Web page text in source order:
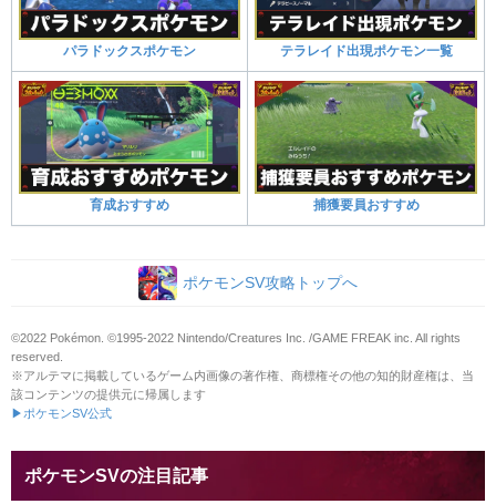
パラドックスポケモン テラレイド出現ポケモン一覧
育成おすすめ 捕獲要員おすすめ
ポケモンSV攻略トップへ
©2022 Pokémon. ©1995-2022 Nintendo/Creatures Inc. /GAME FREAK inc. All rights
reserved.
※アルテマに掲載しているゲーム内画像の著作権、商標権その他の知的財産権は、当
該コンテンツの提供元に帰属します
▶ポケモンSV公式
ポケモンSVの注目記事